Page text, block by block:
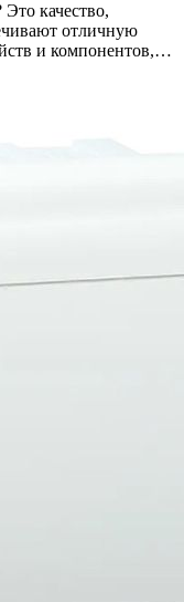
качество,
отличную
и компонентов,